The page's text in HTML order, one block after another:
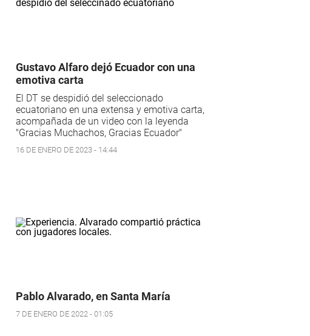
Gustavo Alfaro dejó Ecuador con una
emotiva carta
El DT se despidió del seleccionado
ecuatoriano en una extensa y emotiva carta,
acompañada de un video con la leyenda
"Gracias Muchachos, Gracias Ecuador"
16 DE ENERO DE 2023 - 14:44
Pablo Alvarado, en Santa María
7 DE ENERO DE 2022 - 01:05